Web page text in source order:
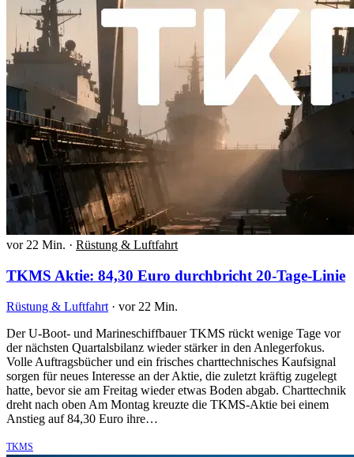
vor 22 Min. · Rüstung & Luftfahrt
TKMS Aktie: 84,30 Euro durchbricht 20-Tage-Linie
Rüstung & Luftfahrt · vor 22 Min.
Der U-Boot- und Marineschiffbauer TKMS rückt wenige Tage vor
der nächsten Quartalsbilanz wieder stärker in den Anlegerfokus.
Volle Auftragsbücher und ein frisches charttechnisches Kaufsignal
sorgen für neues Interesse an der Aktie, die zuletzt kräftig zugelegt
hatte, bevor sie am Freitag wieder etwas Boden abgab. Charttechnik
dreht nach oben Am Montag kreuzte die TKMS-Aktie bei einem
Anstieg auf 84,30 Euro ihre…
TKMS